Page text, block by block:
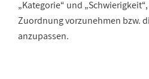
„Kategorie“ und
Zuordnung vorzunehmen bzw.
anzupassen.